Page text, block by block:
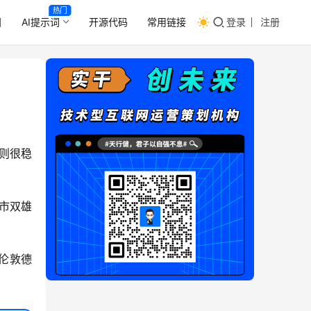
AI提示词
热门
开源代码 常用链接 登录 注册
很稳
双雄
敦德